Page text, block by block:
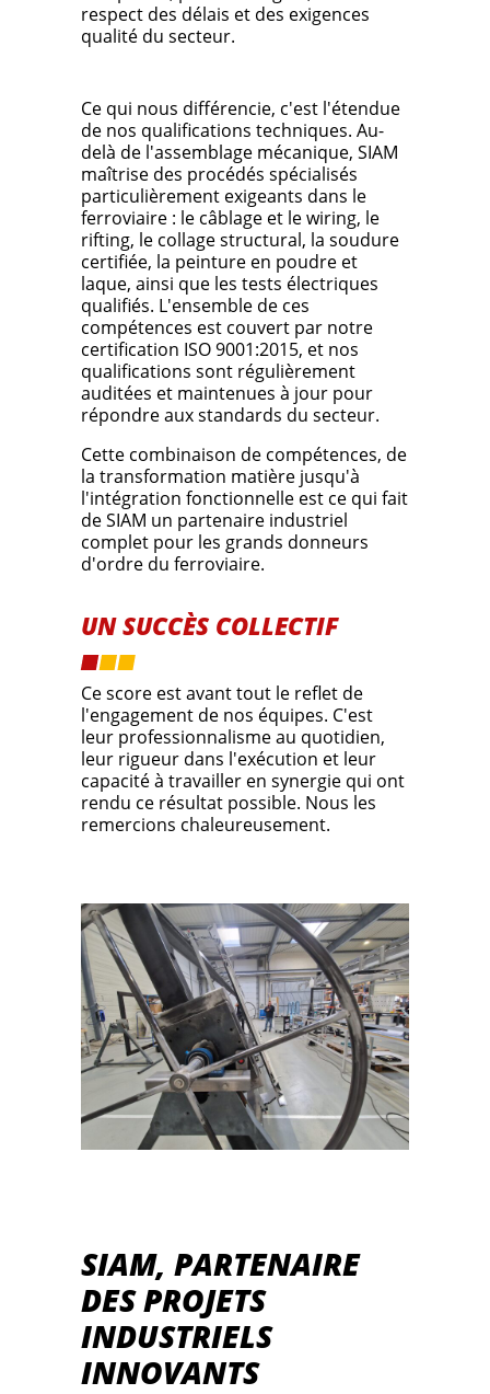
respect des délais et des exigences
qualité du secteur.
Ce qui nous différencie, c'est l'étendue
de nos qualifications techniques. Au-
delà de l'assemblage mécanique, SIAM
maîtrise des procédés spécialisés
particulièrement exigeants dans le
ferroviaire : le câblage et le wiring, le
rifting, le collage structural, la soudure
certifiée, la peinture en poudre et
laque, ainsi que les tests électriques
qualifiés. L'ensemble de ces
compétences est couvert par notre
certification ISO 9001:2015, et nos
qualifications sont régulièrement
auditées et maintenues à jour pour
répondre aux standards du secteur.
Cette combinaison de compétences, de
la transformation matière jusqu'à
l'intégration fonctionnelle est ce qui fait
de SIAM un partenaire industriel
complet pour les grands donneurs
d'ordre du ferroviaire.
UN SUCCÈS COLLECTIF
Ce score est avant tout le reflet de
l'engagement de nos équipes. C'est
leur professionnalisme au quotidien,
leur rigueur dans l'exécution et leur
capacité à travailler en synergie qui ont
rendu ce résultat possible. Nous les
remercions chaleureusement.
SIAM, PARTENAIRE
DES PROJETS
INDUSTRIELS
INNOVANTS